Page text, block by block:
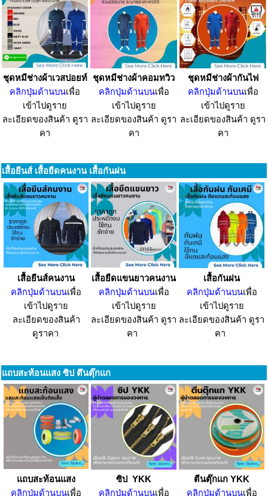
ชุดหมีช่างผ้าเวสปอยท์
คลิกปุ่มด้านบนเพื่อ
เข้าไปดูราย
ละเอียดของสินค้า ดูรา
คา
ชุดหมีช่างผ้าคอมทวิว
คลิกปุ่มด้านบนเพื่อ
เข้าไปดูราย
ละเอียดของสินค้า ดูรา
คา
ชุดหมีช่างผ้ากันไฟ
คลิกปุ่มด้านบนเพื่อ
เข้าไปดูราย
ละเอียดของสินค้า ดูรา
คา
เสื้อยีนส์ เสื้อยืดคนงาน เสื้อกันฝน
เสื้อยีนส์คนงาน
คลิกปุ่มด้านบนเพื่อ
เข้าไปดูราย
ละเอียดของสินค้า
ดูราคา
เสื้อยืดแขนยาวคนงาน
คลิกปุ่มด้านบนเพื่อ
เข้าไปดูราย
ละเอียดของสินค้า ดูรา
คา
เสื้อกันฝน
คลิกปุ่มด้านบนเพื่อ
เข้าไปดูราย
ละเอียดของสินค้า ดูรา
คา
แถบสะท้อนแสง ซิป ตึนตุ๊กแก
แถบสะท้อนแสง
คลิกปุ่มด้านบนเพื่อ
ซิป YKK
คลิกปุ่มด้านบนเพื่อ
ตีนตุ๊กแก YKK
คลิกปุ่มด้านบนเพื่อ